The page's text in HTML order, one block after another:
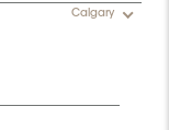
Calgary